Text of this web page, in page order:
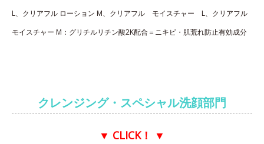
L、​クリアフル ローション M、クリアフル モイスチャー L、クリアフル
モイスチャー M：グリチルリチン酸2K配合＝ニキビ・肌荒れ防止有効成分
クレンジング・スペシャル洗顔部門
▼ CLICK！ ▼